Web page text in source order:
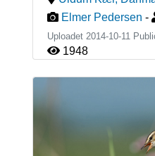
Elmer Pedersen -
Uploadet 2014-10-11
1948